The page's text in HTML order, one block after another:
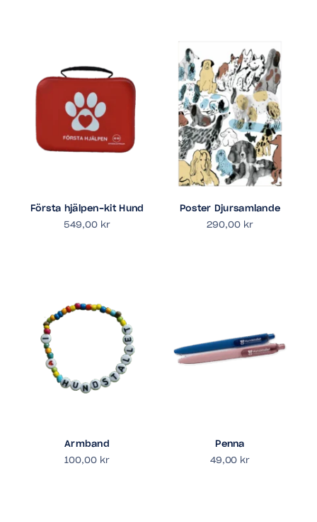
Första hjälpen-kit Hund
549,00 kr
Poster Djursamlande
290,00 kr
Armband
100,00 kr
Penna
49,00 kr